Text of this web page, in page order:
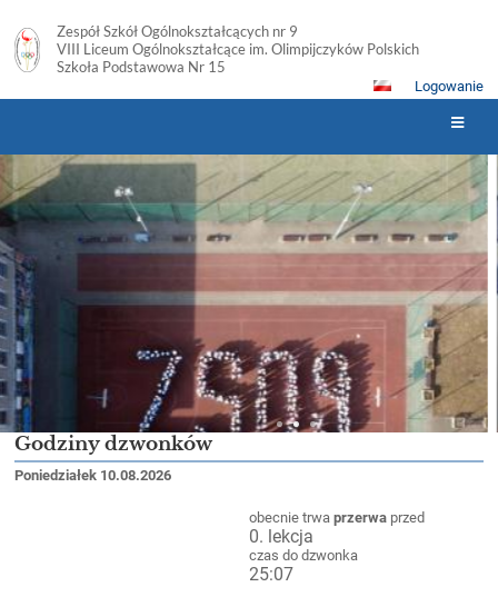
Zespół Szkół Ogólnokształcących nr 9
VIII Liceum Ogólnokształcące im. Olimpijczyków Polskich
Szkoła Podstawowa Nr 15
Logowanie
Strona
główna
VIII LO - dobry wybór na lepszą
Godziny dzwonków
Poniedziałek 10.08.2026
obecnie trwa przerwa przed
0. lekcja
czas do dzwonka
25:03